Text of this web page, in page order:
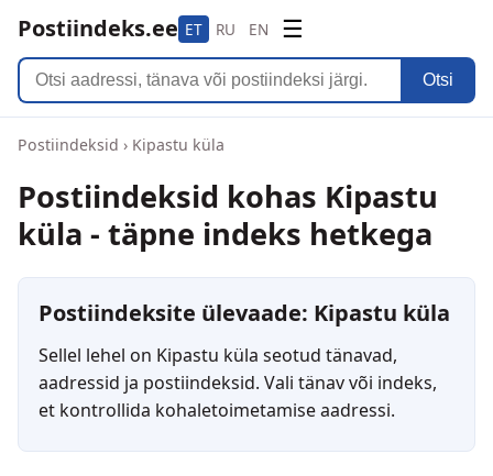
Postiindeks.ee ET RU EN ☰
Otsi
Postiindeksid › Kipastu küla
Postiindeksid kohas Kipastu
küla - täpne indeks hetkega
Postiindeksite ülevaade: Kipastu küla
Sellel lehel on Kipastu küla seotud tänavad,
aadressid ja postiindeksid. Vali tänav või indeks,
et kontrollida kohaletoimetamise aadressi.